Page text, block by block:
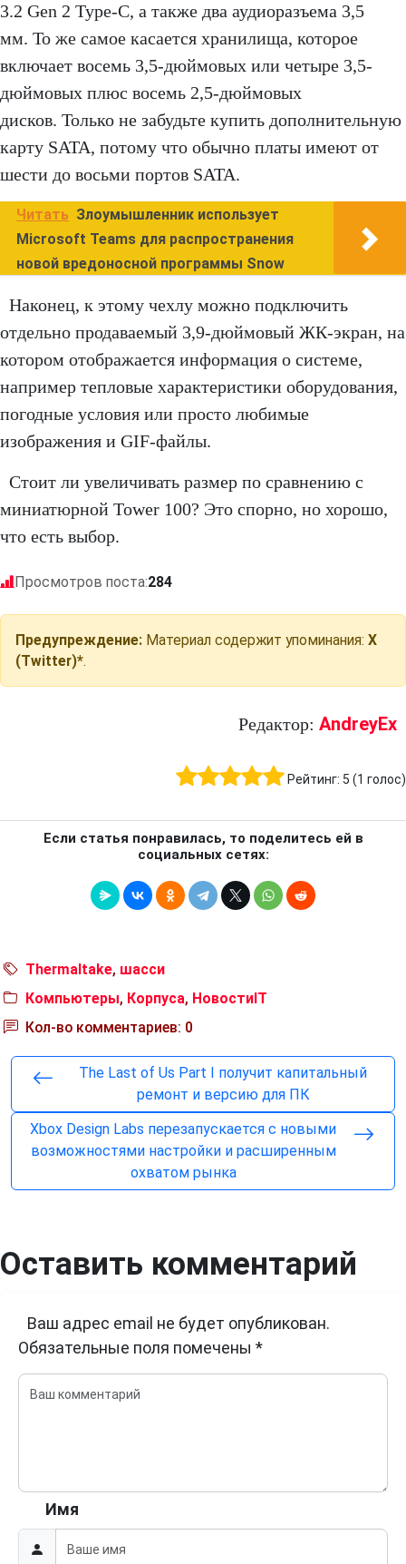
3.2 Gen 2 Type-C, а также два аудиоразъема 3,5
мм. То же самое касается хранилища, которое
включает восемь 3,5-дюймовых или четыре 3,5-
дюймовых плюс восемь 2,5-дюймовых
дисков. Только не забудьте купить дополнительную
карту SATA, потому что обычно платы имеют от
шести до восьми портов SATA.
Читать Злоумышленник использует
Microsoft Teams для распространения
новой вредоносной программы Snow
Наконец, к этому чехлу можно подключить
отдельно продаваемый 3,9-дюймовый ЖК-экран, на
котором отображается информация о системе,
например тепловые характеристики оборудования,
погодные условия или просто любимые
изображения и GIF-файлы.
Стоит ли увеличивать размер по сравнению с
миниатюрной Tower 100? Это спорно, но хорошо,
что есть выбор.
Просмотров поста:284
Предупреждение: Материал содержит упоминания: X
(Twitter)*.
Редактор: AndreyEx
Рейтинг: 5 (1 голос)
Если статья понравилась, то поделитесь ей в
социальных сетях:
Thermaltake, шасси
Компьютеры, Корпуса, НовостиIT
Кол-во комментариев: 0
The Last of Us Part I получит капитальный
ремонт и версию для ПК
Xbox Design Labs перезапускается с новыми
возможностями настройки и расширенным
охватом рынка
Оставить комментарий
Ваш адрес email не будет опубликован.
Обязательные поля помечены *
Имя